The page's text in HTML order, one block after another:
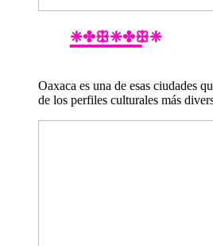
❈✤ꕥ❈✤ꕥ❈
Oaxaca es una de esas ciudades
de los perfiles culturales más